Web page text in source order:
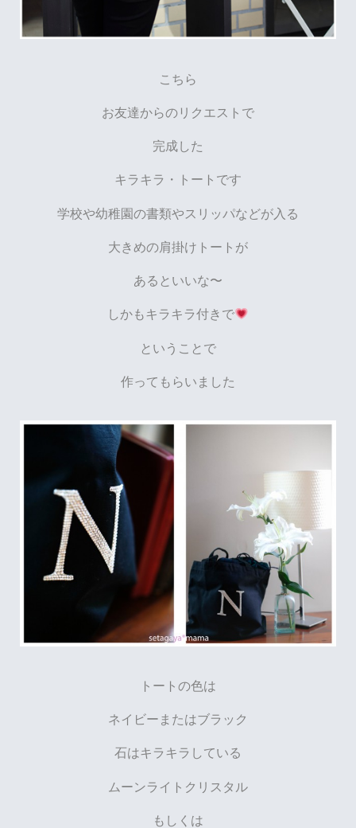
こちら
お友達からのリクエストで
完成した
キラキラ・トートです
学校や幼稚園の書類やスリッパなどが入る
大きめの肩掛けトートが
あるといいな〜
しかもキラキラ付きで
ということで
作ってもらいました
トートの色は
ネイビーまたはブラック
石はキラキラしている
ムーンライトクリスタル
もしくは